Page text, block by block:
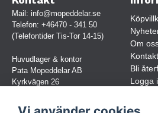
Mail: info@mopeddelar.se
Telefon: +46470 - 341 50
(Telefontider Tis-Tor 14-15)
Huvudlager & kontor
Pata Mopeddelar AB
Kyrkvägen 26
(OBS. Endast förbokade besök)
Om
Kontakt
Bli
Logga